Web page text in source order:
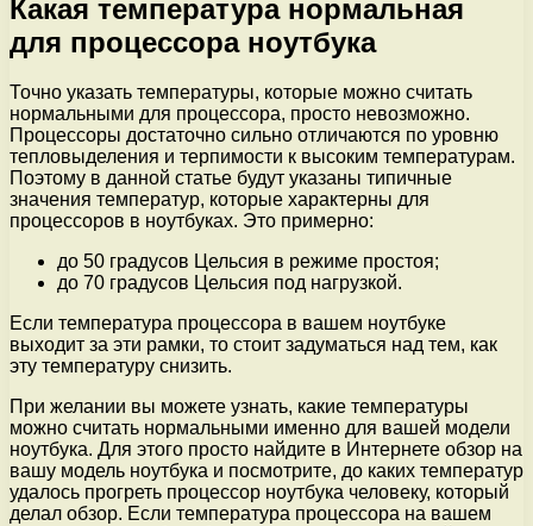
Какая температура нормальная
для процессора ноутбука
Точно указать температуры, которые можно считать
нормальными для процессора, просто невозможно.
Процессоры достаточно сильно отличаются по уровню
тепловыделения и терпимости к высоким температурам.
Поэтому в данной статье будут указаны типичные
значения температур, которые характерны для
процессоров в ноутбуках. Это примерно:
до 50 градусов Цельсия в режиме простоя;
до 70 градусов Цельсия под нагрузкой.
Если температура процессора в вашем ноутбуке
выходит за эти рамки, то стоит задуматься над тем, как
эту температуру снизить.
При желании вы можете узнать, какие температуры
можно считать нормальными именно для вашей модели
ноутбука. Для этого просто найдите в Интернете обзор на
вашу модель ноутбука и посмотрите, до каких температур
удалось прогреть процессор ноутбука человеку, который
делал обзор. Если температура процессора на вашем